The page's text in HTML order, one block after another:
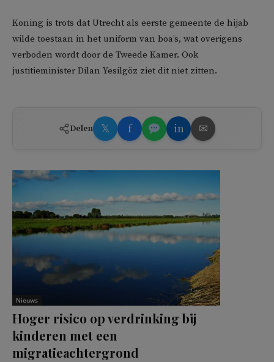
Koning is trots dat Utrecht als eerste gemeente de hijab
wilde toestaan in het uniform van boa’s, wat overigens
verboden wordt door de Tweede Kamer. Ook
justitieminister Dilan Yesilgöz ziet dit niet zitten.
Delen 𝕏 f in ✉
Nieuws
Hoger risico op verdrinking bij
kinderen met een
migratieachtergrond